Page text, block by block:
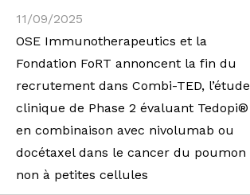
11/09/2025
OSE Immunotherapeutics et la
Fondation FoRT annoncent la fin du
recrutement dans Combi-TED, l’étude
clinique de Phase 2 évaluant Tedopi®
en combinaison avec nivolumab ou
docétaxel dans le cancer du poumon
non à petites cellules